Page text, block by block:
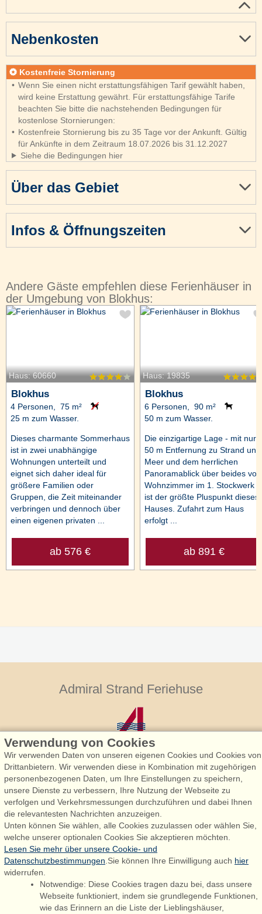
Über das Gebiet
Infos & Öffnungszeiten
Nebenkosten
Kostenfreie Stornierung
Wenn Sie einen nicht erstattungsfähigen Tarif gewählt haben,
wird keine Erstattung gewährt. Für erstattungsfähige Tarife
beachten Sie bitte die nachstehenden Bedingungen für
kostenlose Stornierungen:
Kostenfreie Stornierung bis zu 35 Tage vor der Ankunft. Gültig
für Ankünfte in dem Zeitraum 18.07.2026 bis 31.12.2027
Siehe die Bedingungen hier
Andere Gäste empfehlen diese Ferienhäuser in
der Umgebung von Blokhus:
Haus: 60660
Blokhus
4 Personen, 75 m²
25 m zum Wasser.
Dieses charmante Sommerhaus
ist in zwei unabhängige
Wohnungen unterteilt und
eignet sich daher ideal für
größere Familien oder
Gruppen, die Zeit miteinander
verbringen und dennoch über
einen eigenen privaten ...
ab 576 €
Haus: 19835
Blokhus
6 Personen, 90 m²
50 m zum Wasser.
Die einzigartige Lage - mit nur
50 m Entfernung zu Strand und
Meer und dem herrlichen
Panoramablick über beides
Wohnzimmer im 1. Stockwerk
ist der größte Pluspunkt dieses
Hauses. Zufahrt zum Haus
erfolgt ...
ab 891 €
Admiral Strand Feriehuse
Admiral Strand Feriehuse, Lønne
Houstrupvej 170, Lønne
6830 Nørre Nebel
booking@admiralstrand.com
+45 70 60 87 78
Følg os på: Facebook
Verwendung von Cookies
Wir verwenden Daten von unseren eigenen Cookies und Cookies von
Drittanbietern. Wir verwenden diese in Kombination mit zugehörigen
personenbezogenen Daten, um Ihre Einstellungen zu speichern,
unsere Dienste zu verbessern, Ihre Nutzung der Webseite zu
verfolgen und Verkehrsmessungen durchzuführen und dabei Ihnen
die relevantesten Nachrichten anzuzeigen.
Unten können Sie wählen, alle Cookies zuzulassen oder wählen Sie,
welche unserer optionalen Cookies Sie akzeptieren möchten.
Lesen Sie mehr über unsere Cookie- und
Datenschutzbestimmungen .Sie können Ihre Einwilligung auch hier
widerrufen.
Notwendige: Diese Cookies tragen dazu bei, dass unsere
Webseite funktioniert, indem sie grundlegende Funktionen,
wie das Erinnern an die Liste der Lieblingshäuser,